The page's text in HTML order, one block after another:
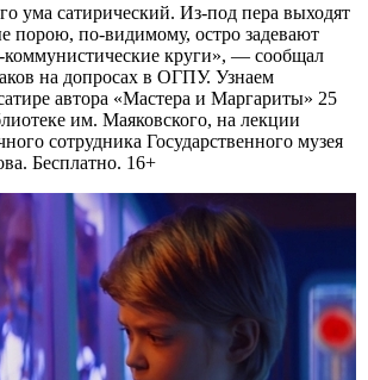
ума сатирический. Из-под пера выходят
порою, по-видимому, остро задевают
коммунистические круги», — сообщал
на допросах в ОГПУ. Узнаем
автора «Мастера и Маргариты» 25
им. Маяковского, на лекции
сотрудника Государственного музея
Бесплатно. 16+